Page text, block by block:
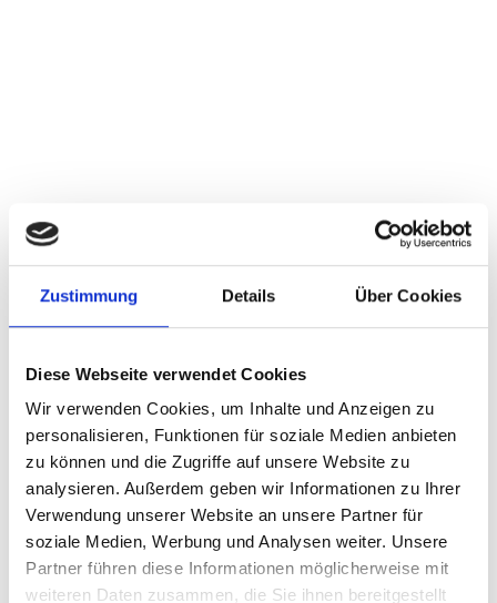
Zustimmung Details Über Cookies
Diese Webseite verwendet Cookies
Wir verwenden Cookies, um Inhalte und Anzeigen zu
personalisieren, Funktionen für soziale Medien anbieten
zu können und die Zugriffe auf unsere Website zu
analysieren. Außerdem geben wir Informationen zu Ihrer
Verwendung unserer Website an unsere Partner für
soziale Medien, Werbung und Analysen weiter. Unsere
Partner führen diese Informationen möglicherweise mit
weiteren Daten zusammen, die Sie ihnen bereitgestellt
Über das Unternehmen Jobs
Über das Unternehmen
Der Hallesche FC wurde am 26. Januar 1966 gegründet
und ist ein Traditionsverein mit einer bewegten
Geschichte. Zu den größten Erfolgen zählen die
Teilnahme am UEFA-Cup, zahlreiche Jahre in der DDR-
Oberliga und der 2. Bundesliga sowie eine zwölfjährige
Zugehörigkeit zur 3. Liga. Als vielfacher
Landespokalsieger und zweifacher FDGB-Pokalsieger der
DDR hat der HFC bleibende Spuren im deutschen Fußball
hinterlassen. Nach dem Abstieg in die Regionalliga